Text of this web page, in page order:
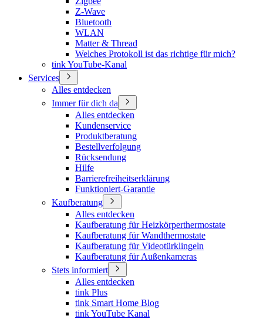
Z-Wave
Bluetooth
WLAN
Matter & Thread
Welches Protokoll ist das richtige für mich?
tink YouTube-Kanal
Services
Alles entdecken
Immer für dich da
Alles entdecken
Kundenservice
Produktberatung
Bestellverfolgung
Rücksendung
Hilfe
Barrierefreiheitserklärung
Funktioniert-Garantie
Kaufberatung
Alles entdecken
Kaufberatung für Heizkörperthermostate
Kaufberatung für Wandthermostate
Kaufberatung für Videotürklingeln
Kaufberatung für Außenkameras
Stets informiert
Alles entdecken
tink Plus
tink Smart Home Blog
tink YouTube Kanal